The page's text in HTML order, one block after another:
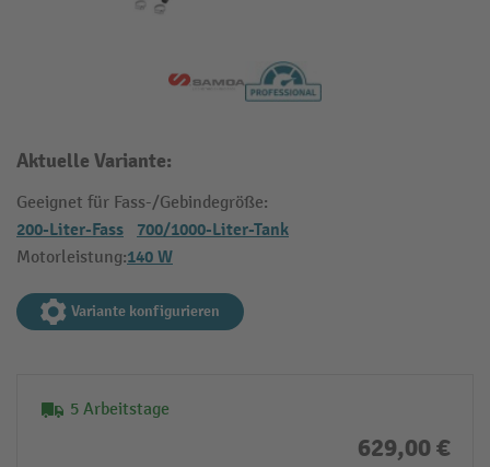
Aktuelle Variante:
Geeignet für Fass-/Gebindegröße:
200-Liter-Fass 700/1000-Liter-Tank
Motorleistung:140 W
Variante konfigurieren
5 Arbeitstage
629,00 €